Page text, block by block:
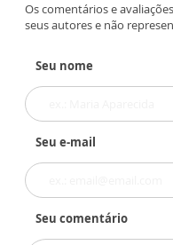
Os comentários e
seus autores e não
Seu nome
Seu e-mail
Seu comentário